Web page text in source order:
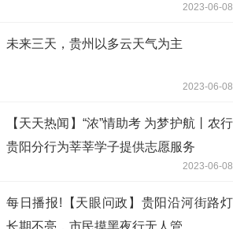
2023-06-08
未来三天，贵州以多云天气为主
2023-06-08
【天天热闻】“浓”情助考 为梦护航丨农行
贵阳分行为莘莘学子提供志愿服务
2023-06-08
每日播报!【天眼问政】贵阳沿河街路灯
长期不亮，市民摸黑夜行无人管